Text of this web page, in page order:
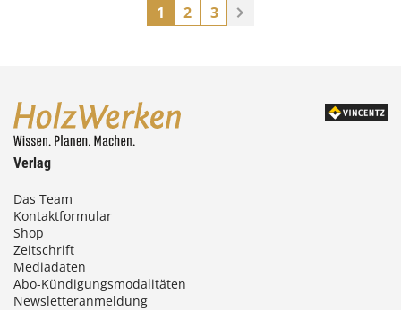
1 2 3
Verlag
Das Team
Kontaktformular
Shop
Zeitschrift
Mediadaten
Abo-Kündigungsmodalitäten
Newsletteranmeldung